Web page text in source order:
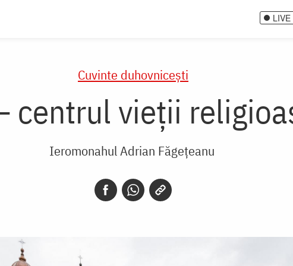
LIVE
Cuvinte duhovnicești
centrul vieții
Ieromonahul Adrian Făgețeanu